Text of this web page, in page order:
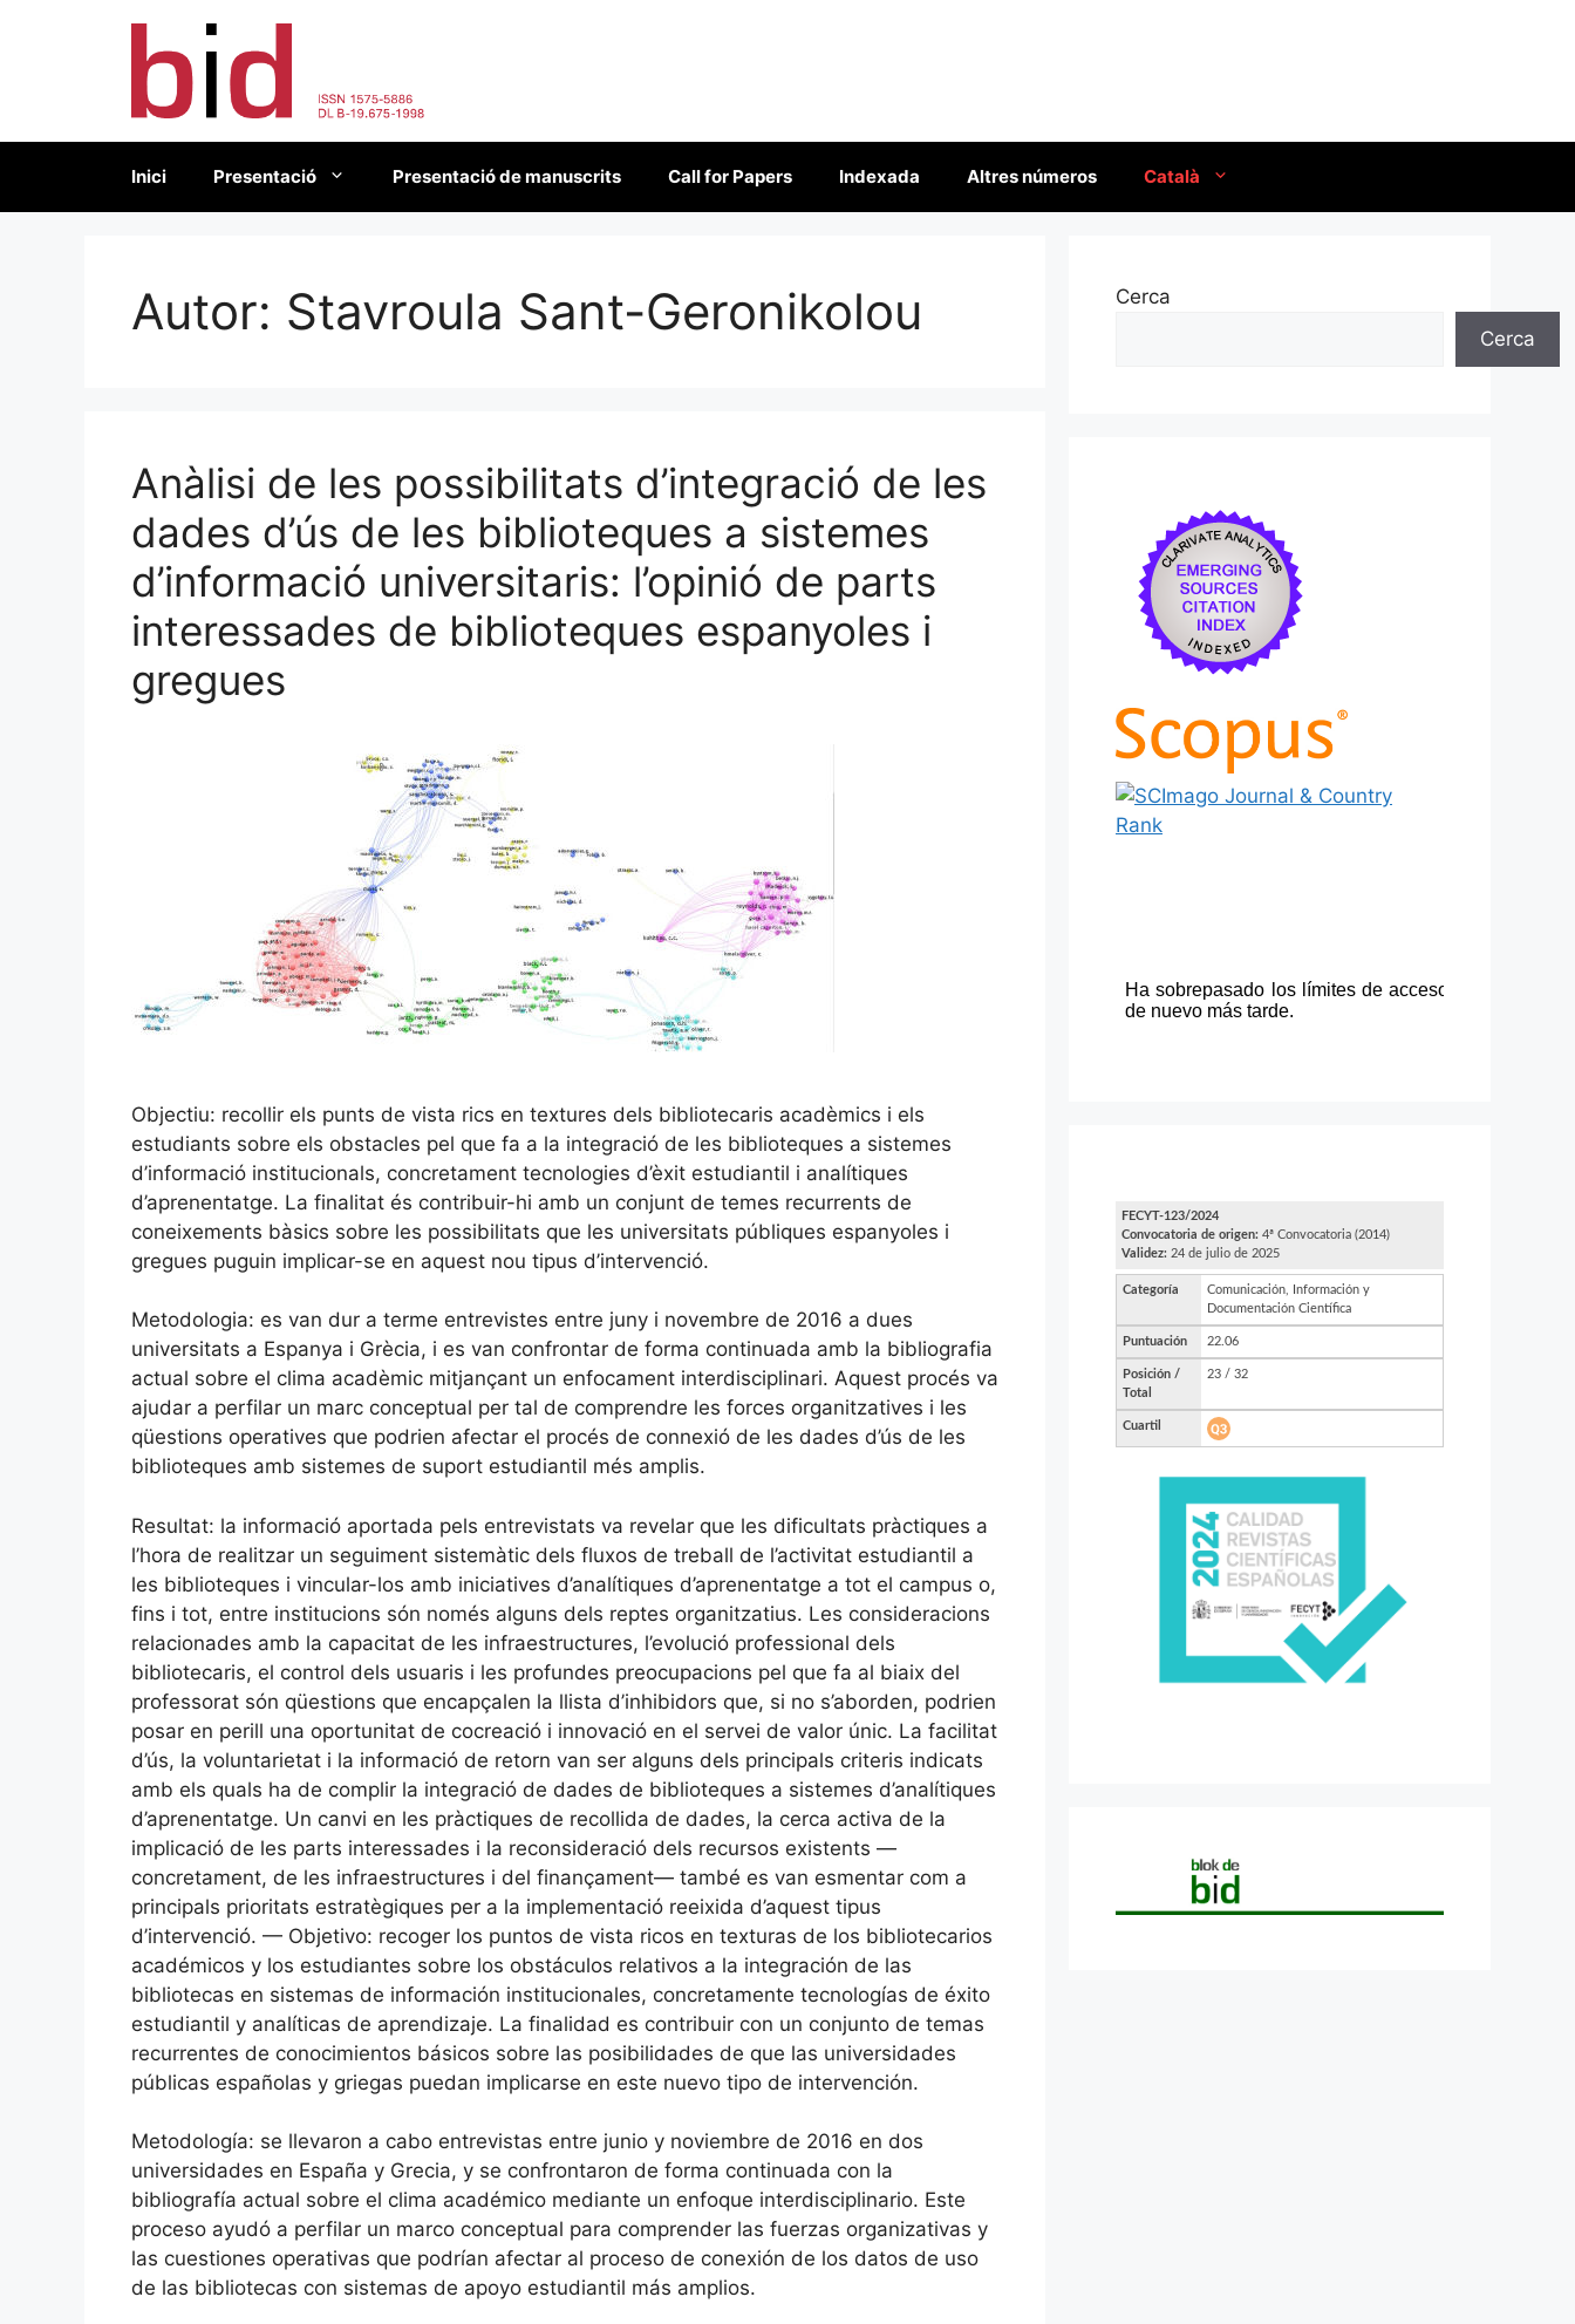
Inici Presentació Presentació de manuscrits Call for Papers Indexada Altres números Català
Autor: Stavroula Sant-Geronikolou
Anàlisi de les possibilitats d’integració de les
dades d’ús de les biblioteques a sistemes
d’informació universitaris: l’opinió de parts
interessades de biblioteques espanyoles i
gregues
Objectiu: recollir els punts de vista rics en textures dels bibliotecaris acadèmics i els
estudiants sobre els obstacles pel que fa a la integració de les biblioteques a sistemes
d’informació institucionals, concretament tecnologies d’èxit estudiantil i analítiques
d’aprenentatge. La finalitat és contribuir-hi amb un conjunt de temes recurrents de
coneixements bàsics sobre les possibilitats que les universitats públiques espanyoles i
gregues puguin implicar-se en aquest nou tipus d’intervenció.
Metodologia: es van dur a terme entrevistes entre juny i novembre de 2016 a dues
universitats a Espanya i Grècia, i es van confrontar de forma continuada amb la bibliografia
actual sobre el clima acadèmic mitjançant un enfocament interdisciplinari. Aquest procés va
ajudar a perfilar un marc conceptual per tal de comprendre les forces organitzatives i les
qüestions operatives que podrien afectar el procés de connexió de les dades d’ús de les
biblioteques amb sistemes de suport estudiantil més amplis.
Resultat: la informació aportada pels entrevistats va revelar que les dificultats pràctiques a
l’hora de realitzar un seguiment sistemàtic dels fluxos de treball de l’activitat estudiantil a
les biblioteques i vincular-los amb iniciatives d’analítiques d’aprenentatge a tot el campus o,
fins i tot, entre institucions són només alguns dels reptes organitzatius. Les consideracions
relacionades amb la capacitat de les infraestructures, l’evolució professional dels
bibliotecaris, el control dels usuaris i les profundes preocupacions pel que fa al biaix del
professorat són qüestions que encapçalen la llista d’inhibidors que, si no s’aborden, podrien
posar en perill una oportunitat de cocreació i innovació en el servei de valor únic. La facilitat
d’ús, la voluntarietat i la informació de retorn van ser alguns dels principals criteris indicats
amb els quals ha de complir la integració de dades de biblioteques a sistemes d’analítiques
d’aprenentatge. Un canvi en les pràctiques de recollida de dades, la cerca activa de la
implicació de les parts interessades i la reconsideració dels recursos existents —
concretament, de les infraestructures i del finançament— també es van esmentar com a
principals prioritats estratègiques per a la implementació reeixida d’aquest tipus
d’intervenció. — Objetivo: recoger los puntos de vista ricos en texturas de los bibliotecarios
académicos y los estudiantes sobre los obstáculos relativos a la integración de las
bibliotecas en sistemas de información institucionales, concretamente tecnologías de éxito
estudiantil y analíticas de aprendizaje. La finalidad es contribuir con un conjunto de temas
recurrentes de conocimientos básicos sobre las posibilidades de que las universidades
públicas españolas y griegas puedan implicarse en este nuevo tipo de intervención.
Metodología: se llevaron a cabo entrevistas entre junio y noviembre de 2016 en dos
universidades en España y Grecia, y se confrontaron de forma continuada con la
bibliografía actual sobre el clima académico mediante un enfoque interdisciplinario. Este
proceso ayudó a perfilar un marco conceptual para comprender las fuerzas organizativas y
las cuestiones operativas que podrían afectar al proceso de conexión de los datos de uso
de las bibliotecas con sistemas de apoyo estudiantil más amplios.
Cerca
Cerca